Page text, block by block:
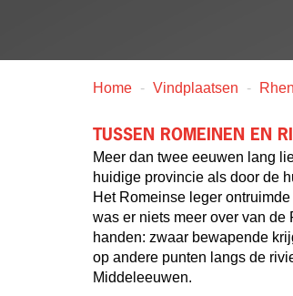
Home Vindplaatsen
TUSSEN ROMEINEN EN
Meer dan twee eeuwen lang
huidige provincie als door de
Het Romeinse leger
was er niets meer over van
handen: zwaar bewapende
op andere punten langs de
Middeleeuwen.